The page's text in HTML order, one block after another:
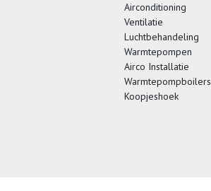
Airconditioning
Ventilatie
Luchtbehandeling
Warmtepompen
Airco Installatie
Warmtepompboilers
Koopjeshoek